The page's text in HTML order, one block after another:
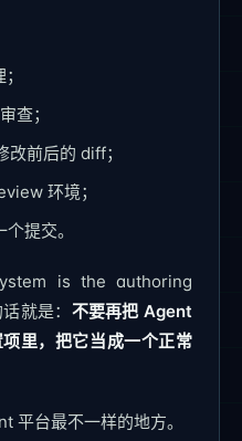
查；
前后的 diff；
环境；
提交。
is the authoring
就是： 不要再把 Agent
里，把它当成一个正常
平台最不一样的地方。